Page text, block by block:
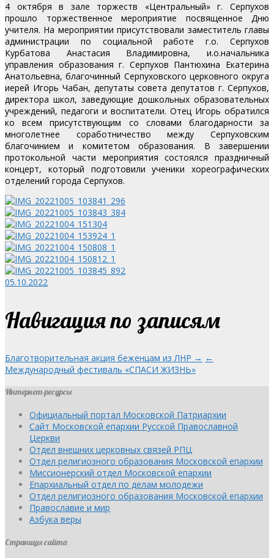
4 октября в зале торжеств «Центральный» г. Серпухов
прошло торжественное мероприятие посвященное Дню
учителя. На мероприятии присутствовали заместитель главы
администрации по социальной работе г.о. Серпухов
Курбатова Анастасия Владимировна, и.о.начальника
управления образования г. Серпухов Пантюхина Екатерина
Анатольевна, благочинный Серпуховского церковного округа
иерей Игорь Чабан, депутаты совета депутатов г. Серпухов,
директора школ, заведующие дошкольных образовательных
учреждений, педагоги и воспитатели. Отец Игорь обратился
ко всем присутствующим со словами благодарности за
многолетнее соработничество между Серпуховским
благочинием и комитетом образования. В завершении
протокольной части мероприятия состоялся праздничный
концерт, который подготовили ученики хореографических
отделений города Серпухов.
05.10.2022
Навигация по записям
Благотворительная акция беженцам из ЛНР → ←
Международный фестиваль «СПАСИ ЖИЗНЬ»
Интернет-ресурсы
Официальный портал Московской Патриархии
Сайт Московской епархии Русской Православной
Церкви
Отдел внешних церковных связей РПЦ
Отдел религиозного образования Московской епархии
Миссионерский отдел Московской епархии
Епархиальный отдел по делам молодежи
Отдел религиозного образования Московской епархии
Православие и мир
Азбука веры
Страницы сайта